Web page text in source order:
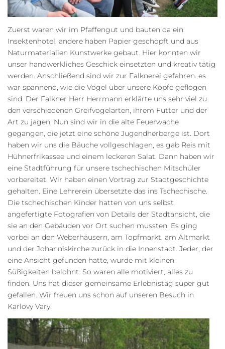
Zuerst waren wir im Pfaffengut und bauten da ein
Insektenhotel, andere haben Papier geschöpft und aus
Naturmaterialien Kunstwerke gebaut. Hier konnten wir
unser handwerkliches Geschick einsetzten und kreativ tätig
werden. Anschließend sind wir zur Falknerei gefahren. es
war spannend, wie die Vögel über unsere Köpfe geflogen
sind. Der Falkner Herr Herrmann erklärte uns sehr viel zu
den verschiedenen Greifvogelarten, ihrem Futter und der
Art zu jagen. Nun sind wir in die alte Feuerwache
gegangen, die jetzt eine schöne Jugendherberge ist. Dort
haben wir uns die Bäuche vollgeschlagen, es gab Reis mit
Hühnerfrikassee und einem leckeren Salat. Dann haben wir
eine Stadtführung für unsere tschechischen Mitschüler
vorbereitet. Wir haben einen Vortrag zur Stadtgeschichte
gehalten. Eine Lehrerein übersetzte das ins Tschechische.
Die tschechischen Kinder hatten von uns selbst
angefertigte Fotografien von Details der Stadtansicht, die
sie an den Gebäuden vor Ort suchen mussten. Es ging
vorbei an den Weberhäusern, am Topfmarkt, am Altmarkt
und der Johanniskirche zurück in die Innenstadt. Jeder, der
eine Ansicht gefunden hatte, wurde mit kleinen
Süßigkeiten belohnt. So waren alle motiviert, alles zu
finden. Uns hat dieser gemeinsame Erlebnistag super gut
gefallen. Wir freuen uns schon auf unseren Besuch in
Karlovy Vary.